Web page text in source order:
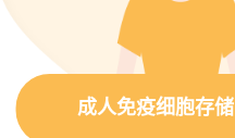
成人免疫细胞存储